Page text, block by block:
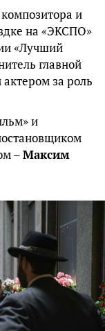
и
на «ЭКСПО»
«Лучший
главной
за роль
и
–Максим